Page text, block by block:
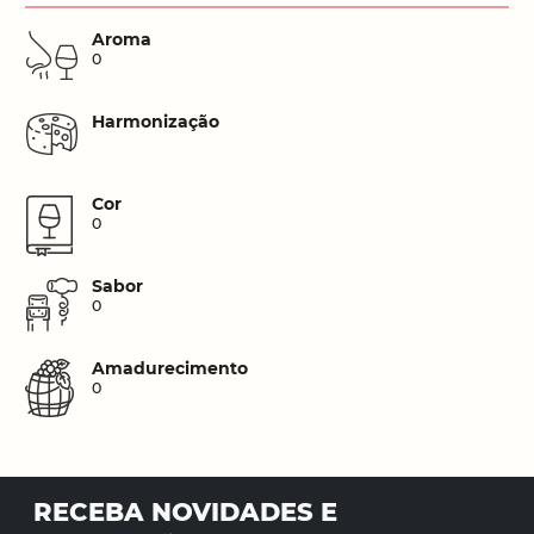
Aroma
0
Harmonização
Cor
0
Sabor
0
Amadurecimento
0
RECEBA NOVIDADES E